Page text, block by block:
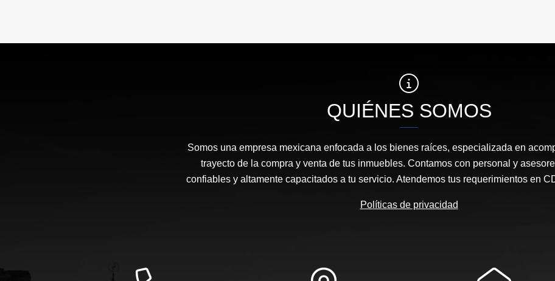
QUIÉNES SOMOS
Somos una empresa mexicana enfocada a los bienes raíces, especializada en
trayecto de la compra y venta de tus inmuebles. Contamos con personal y
confiables y altamente capacitados a tu servicio. Atendemos tus requerimientos en
Políticas de privacidad